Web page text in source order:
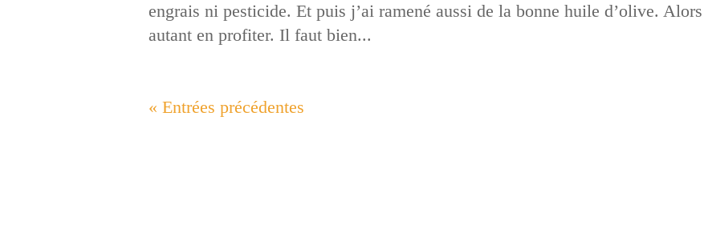
engrais ni pesticide. Et puis j’ai ramené aussi de la bonne huile d’olive. Alors
autant en profiter. Il faut bien...
« Entrées précédentes